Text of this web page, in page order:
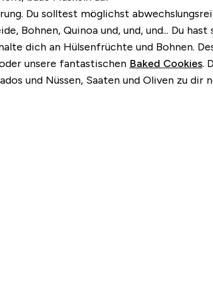
. Du solltest möglichst
Bohnen, Quinoa und, und, und... Du hast
dich an Hülsenfrüchte und Bohnen.
unsere fantastischen Baked Cookies.
und Nüssen, Saaten und Oliven zu dir